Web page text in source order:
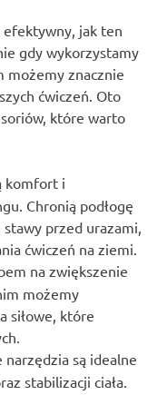
jak ten
gdy wykorzystamy
możemy znacznie
ćwiczeń. Oto
które warto
komfort i
Chronią podłogę
przed urazami,
ćwiczeń na ziemi.
na zwiększenie
możemy
siłowe, które
są idealne
stabilizacji ciała.